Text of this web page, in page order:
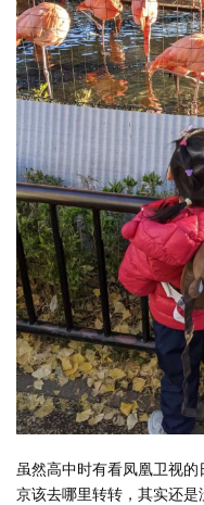
虽然高中时有看凤凰卫视
京该去哪里转转，其实还是